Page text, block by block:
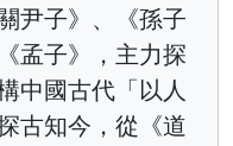
尹子》、《孫子
孟子》，主力探
中國古代「以人
古知今，從《道